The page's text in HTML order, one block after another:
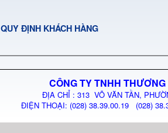
QUY ĐỊNH KHÁCH HÀNG
CÔNG TY TNHH
ĐỊA CHỈ : 313 VÕ VĂN TẦN,
ĐIỆN THOẠI: (028) 38.39.00.19 (028)